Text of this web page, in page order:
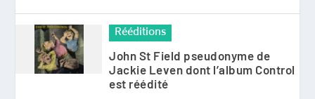
Rééditions
John St Field pseudonyme de
Jackie Leven dont l’album Control
est réédité